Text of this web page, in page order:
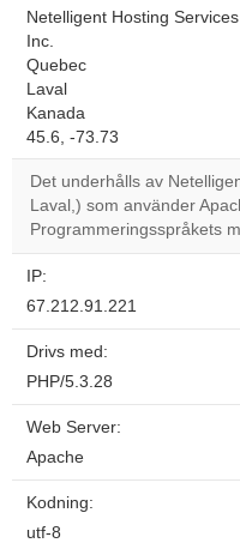
Netelligent Hosting Services
Inc.
Quebec
Laval
Kanada
45.6, -73.73
Det underhålls av
Laval,) som använder
Programmeringsspråkets
IP:
67.212.91.221
Drivs med:
PHP/5.3.28
Web Server:
Apache
Kodning:
utf-8